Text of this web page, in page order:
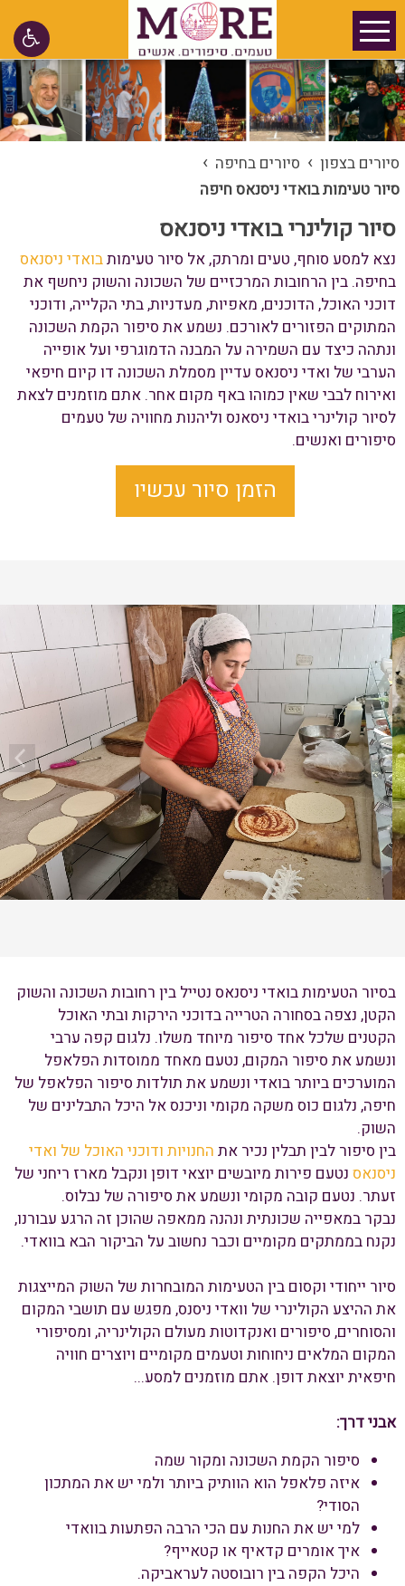
סיורים בצפון › סיורים בחיפה ›
סיור טעימות בואדי ניסנאס חיפה
סיור קולינרי בואדי ניסנאס
נצא למסע סוחף, טעים ומרתק, אל סיור טעימותבואדי ניסנאס
בחיפה. בין הרחובות המרכזיים של השכונה והשוק ניחשף את
דוכני האוכל, הדוכנים, מאפיות, מעדניות, בתי הקלייה, ודוכני
המתוקים הפזורים לאורכם. נשמע את סיפור הקמת השכונה
ונתהה כיצד עם השמירה על המבנה הדמוגרפי ועל אופייה
הערבי של ואדי ניסנאס עדיין מסמלת השכונה דו קיום חיפאי
ואירוח לבבי שאין כמוהו באף מקום אחר. אתם מוזמנים לצאת
לסיור קולינרי בואדי ניסאנס וליהנות מחוויה של טעמים
סיפורים ואנשים.
הזמן סיור עכשיו
בסיור הטעימות בואדי ניסנאס נטייל בין רחובות השכונה והשוק
הקטן, נצפה בסחורה הטרייה בדוכני הירקות ובתי האוכל
הקטנים שלכל אחד סיפור מיוחד משלו. נלגום קפה ערבי
ונשמע את סיפור המקום, נטעם מאחד ממוסדות הפלאפל
המוערכים ביותר בואדי ונשמע את תולדות סיפור הפלאפל של
חיפה, נלגום כוס משקה מקומי וניכנס אל היכל התבלינים של
השוק.
בין סיפור לבין תבלין נכיר את החנויות ודוכני האוכל של ואדי
ניסנאס נטעם פירות מיובשים יוצאי דופן ונקבל מארז ריחני של
זעתר. נטעם קובה מקומי ונשמע את סיפורה של נבלוס.
נבקר במאפייה שכונתית ונהנה ממאפה שהוכן זה הרגע עבורנו,
נקנח בממתקים מקומיים וכבר נחשוב על הביקור הבא בוואדי.
סיור ייחודי וקסום בין הטעימות המובחרות של השוק המייצגות
את ההיצע הקולינרי של וואדי ניסנס, מפגש עם תושבי המקום
והסוחרים, סיפורים ואנקדוטות מעולם הקולינריה, ומסיפורי
המקום המלאים ניחוחות וטעמים מקומיים ויוצרים חוויה
חיפאית יוצאת דופן. אתם מוזמנים למסע...
אבני דרך:
סיפור הקמת השכונה ומקור שמה
איזה פלאפל הוא הוותיק ביותר ולמי יש את המתכון
הסודי?
למי יש את החנות עם הכי הרבה הפתעות בוואדי
איך אומרים קדאיף או קטאייף?
היכל הקפה בין רובוסטה לעראביקה.